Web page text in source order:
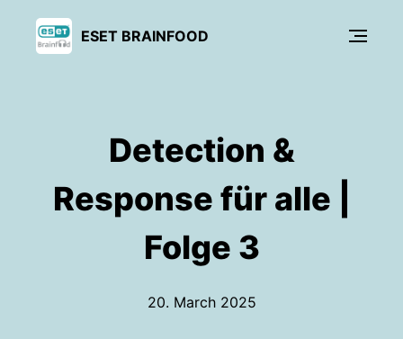
ESET BRAINFOOD
Detection &
Response für alle |
Folge 3
20. March 2025